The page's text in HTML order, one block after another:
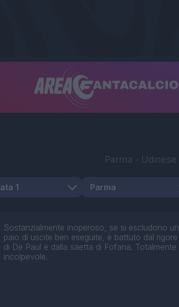
Parma - Udinese
Sostanzialmente inoperoso, se si escludono un
paio di uscite ben eseguite, è battuto dal rigore
di De Paul e dalla saetta di Fofana. Totalmente
incolpevole.